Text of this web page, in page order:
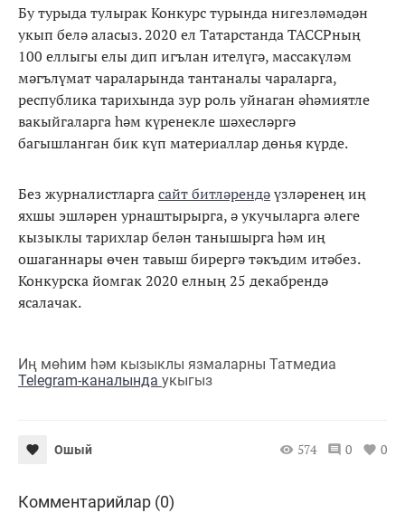
Бу турыда тулырак Конкурс турында нигезләмәдән
укып белә аласыз. 2020 ел Татарстанда ТАССРның
100 еллыгы елы дип игълан ителүгә, массакүләм
мәгълүмат чараларында тантаналы чараларга,
республика тарихында зур роль уйнаган әһәмиятле
вакыйгаларга һәм күренекле шәхесләргә
багышланган бик күп материаллар дөнья күрде.
Без журналистларгасайт битләрендәүзләренең иң
яхшы эшләрен урнаштырырга, ә укучыларга әлеге
кызыклы тарихлар белән танышырга һәм иң
ошаганнары өчен тавыш бирергә тәкъдим итәбез.
Конкурска йомгак 2020 елның 25 декабрендә
ясалачак.
Иң мөһим һәм кызыклы язмаларны Татмедиа
Telegram-каналында укыгыз
Ошый 574 0 0
Комментарийлар (0)